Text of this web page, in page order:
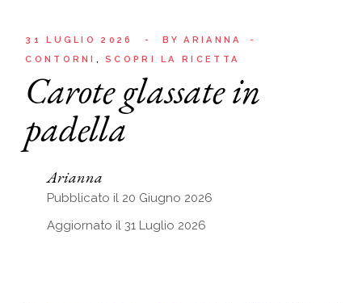
31 LUGLIO 2026 BY
ARIANNA
CONTORNI
SCOPRI LA RICETTA
Carote glassate in
padella
Arianna
Pubblicato il 20 Giugno 2026
Aggiornato il 31 Luglio 2026